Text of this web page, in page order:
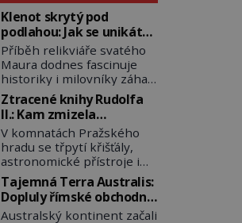
Klenot skrytý pod
podlahou: Jak se unikátní
románský poklad dostal
do zapadlého Bečova?
Příběh relikviáře svatého
Maura dodnes fascinuje
historiky i milovníky záhad
po celém světě. Tato
románská zlatnická
památka ze 13. století je
po českých korunovačních
klenotech druhým
nejcennějším movitým
majetkem v České
republice. Přestože byl
klenot v roce 1985 po
Ztracené knihy Rudolfa
II.: Kam zmizela
nejzáhadnější knihovna
Evropy?
V komnatách Pražského
hradu se třpytí křišťály,
astronomické přístroje i
podivné alchymistické
rukopisy. Císař Rudolf II.
shromažďuje vše, co
souvisí s tajemstvím
Tajemná Terra Australis:
Dopluly římské obchodní
lodě až do Austrálie?
Australský kontinent začali